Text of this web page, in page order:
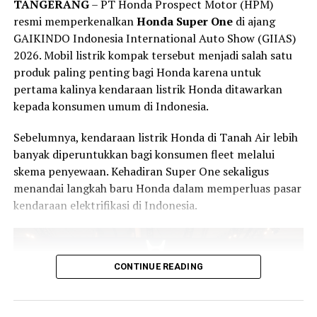
mengindikasikan bahwa Dodge tidak hanya mengejar
angka tenaga, tetapi juga meningkatkan kemampuan
handling dan pengereman.
Menariknya, salah satu unit terlihat membawaRacepak
data logger. Perangkat tersebut digunakan untuk
merekam berbagai parameter kendaraan selama proses
Kehadiran alat tersebut memperkuat dugaan bahwa
prototipe Charger ini sedang menjalani pengembangan
serius, termasuk pengujian performa dan kemungkinan
pengujian di lintasan.
Dodge memang belum mengungkap spesifikasi resmi
mobil tersebut. Namun, sejumlah laporan menyebutkan
bahwa varian performa tinggi ini berpotensi
TANGERANG– PT Honda Prospect Motor (HPM)
resmi memperkenalkanHonda Super Onedi ajang
GAIKINDO Indonesia International Auto Show (GIIAS)
2026. Mobil listrik kompak tersebut menjadi salah satu
produk paling penting bagi Honda karena untuk
pertama kalinya kendaraan listrik Honda ditawarkan
kepada konsumen umum di Indonesia.
Sebelumnya, kendaraan listrik Honda di Tanah Air lebih
banyak diperuntukkan bagi konsumen fleet melalui
skema penyewaan. Kehadiran Super One sekaligus
menandai langkah baru Honda dalam memperluas pasar
kendaraan elektrifikasi di Indonesia.
CONTINUE READING